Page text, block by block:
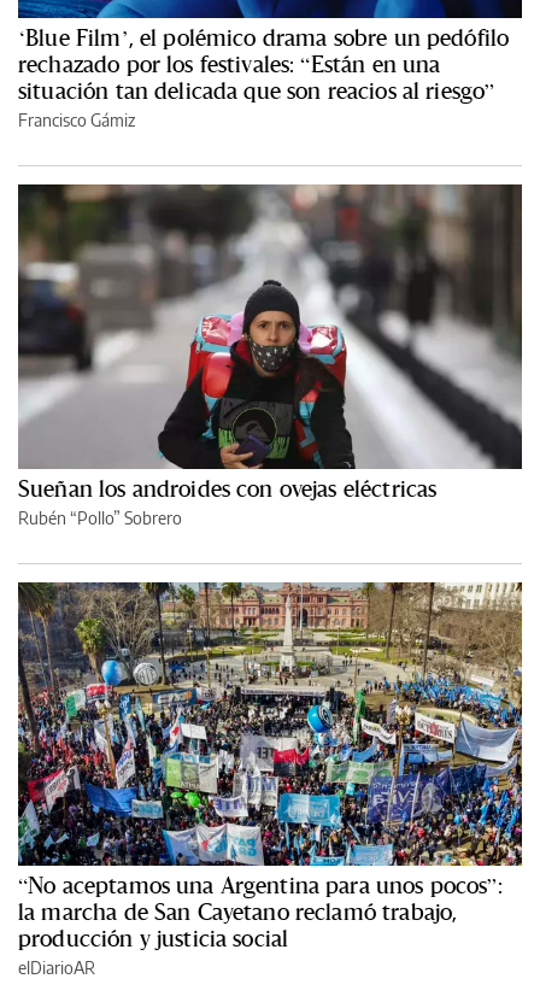
‘Blue Film’, el polémico drama sobre un pedófilo
rechazado por los festivales: “Están en una
situación tan delicada que son reacios al riesgo”
Francisco Gámiz
Sueñan los androides con ovejas eléctricas
Rubén “Pollo” Sobrero
“No aceptamos una Argentina para unos pocos”:
la marcha de San Cayetano reclamó trabajo,
producción y justicia social
elDiarioAR